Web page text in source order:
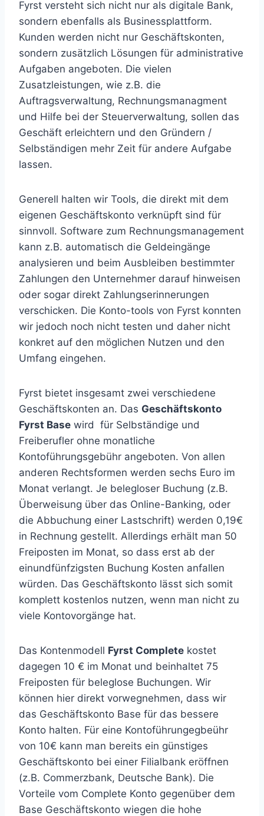
Fyrst versteht sich nicht nur als digitale Bank,
sondern ebenfalls als Businessplattform.
Kunden werden nicht nur Geschäftskonten,
sondern zusätzlich Lösungen für administrative
Aufgaben angeboten. Die vielen
Zusatzleistungen, wie z.B. die
Auftragsverwaltung, Rechnungsmanagment
und Hilfe bei der Steuerverwaltung, sollen das
Geschäft erleichtern und den Gründern /
Selbständigen mehr Zeit für andere Aufgabe
lassen.
Generell halten wir Tools, die direkt mit dem
eigenen Geschäftskonto verknüpft sind für
sinnvoll. Software zum Rechnungsmanagement
kann z.B. automatisch die Geldeingänge
analysieren und beim Ausbleiben bestimmter
Zahlungen den Unternehmer darauf hinweisen
oder sogar direkt Zahlungserinnerungen
verschicken. Die Konto-tools von Fyrst konnten
wir jedoch noch nicht testen und daher nicht
konkret auf den möglichen Nutzen und den
Umfang eingehen.
Fyrst bietet insgesamt zwei verschiedene
Geschäftskonten an. Das Geschäftskonto
Fyrst Base wird für Selbständige und
Freiberufler ohne monatliche
Kontoführungsgebühr angeboten. Von allen
anderen Rechtsformen werden sechs Euro im
Monat verlangt. Je belegloser Buchung (z.B.
Überweisung über das Online-Banking, oder
die Abbuchung einer Lastschrift) werden 0,19€
in Rechnung gestellt. Allerdings erhält man 50
Freiposten im Monat, so dass erst ab der
einundfünfzigsten Buchung Kosten anfallen
würden. Das Geschäftskonto lässt sich somit
komplett kostenlos nutzen, wenn man nicht zu
viele Kontovorgänge hat.
Das Kontenmodell Fyrst Complete kostet
dagegen 10 € im Monat und beinhaltet 75
Freiposten für beleglose Buchungen. Wir
können hier direkt vorwegnehmen, dass wir
das Geschäftskonto Base für das bessere
Konto halten. Für eine Kontoführungegbeühr
von 10€ kann man bereits ein günstiges
Geschäftskonto bei einer Filialbank eröffnen
(z.B. Commerzbank, Deutsche Bank). Die
Vorteile vom Complete Konto gegenüber dem
Base Geschäftskonto wiegen die hohe